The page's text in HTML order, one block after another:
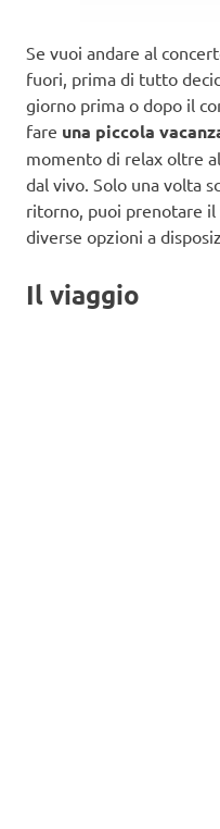
Se vuoi andare al
fuori, prima di tutto
giorno prima o dopo il
fare una piccola
momento di relax oltre
dal vivo. Solo una volta
ritorno, puoi prenotare il
diverse opzioni a
Il viaggio